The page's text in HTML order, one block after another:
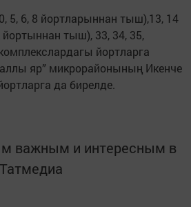
5, 6, 8 йортларыннан тыш),13, 14
тыш), 33, 34, 35,
йортларга
яр” микрорайонының Икенче
да бирелде.
важным и интересным в
Татмедиа